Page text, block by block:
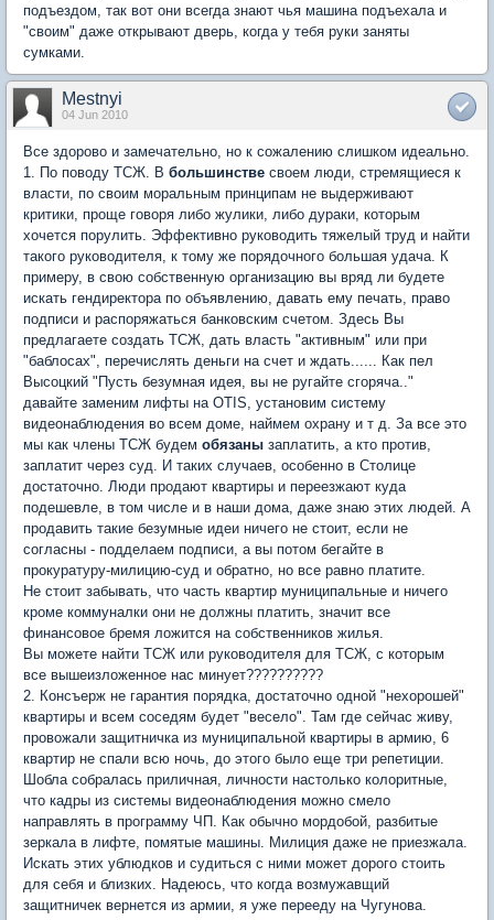
подъездом, так вот они всегда знают чья машина подъехала и
"своим" даже открывают дверь, когда у тебя руки заняты
сумками.
Mestnyi
04 Jun 2010
Все здорово и замечательно, но к сожалению слишком идеально.
1. По поводу ТСЖ. В большинстве своем люди, стремящиеся к
власти, по своим моральным принципам не выдерживают
критики, проще говоря либо жулики, либо дураки, которым
хочется порулить. Эффективно руководить тяжелый труд и найти
такого руководителя, к тому же порядочного большая удача. К
примеру, в свою собственную организацию вы вряд ли будете
искать гендиректора по объявлению, давать ему печать, право
подписи и распоряжаться банковским счетом. Здесь Вы
предлагаете создать ТСЖ, дать власть "активным" или при
"баблосах", перечислять деньги на счет и ждать...... Как пел
Высоцкий "Пусть безумная идея, вы не ругайте сгоряча.."
давайте заменим лифты на OTIS, установим систему
видеонаблюдения во всем доме, наймем охрану и т д. За все это
мы как члены ТСЖ будем обязаны заплатить, а кто против,
заплатит через суд. И таких случаев, особенно в Столице
достаточно. Люди продают квартиры и переезжают куда
подешевле, в том числе и в наши дома, даже знаю этих людей. А
продавить такие безумные идеи ничего не стоит, если не
согласны - подделаем подписи, а вы потом бегайте в
прокуратуру-милицию-суд и обратно, но все равно платите.
Не стоит забывать, что часть квартир муниципальные и ничего
кроме коммуналки они не должны платить, значит все
финансовое бремя ложится на собственников жилья.
Вы можете найти ТСЖ или руководителя для ТСЖ, с которым
все вышеизложенное нас минует??????????
2. Консъерж не гарантия порядка, достаточно одной "нехорошей"
квартиры и всем соседям будет "весело". Там где сейчас живу,
провожали защитничка из муниципальной квартиры в армию, 6
квартир не спали всю ночь, до этого было еще три репетиции.
Шобла собралась приличная, личности настолько колоритные,
что кадры из системы видеонаблюдения можно смело
направлять в программу ЧП. Как обычно мордобой, разбитые
зеркала в лифте, помятые машины. Милиция даже не приезжала.
Искать этих ублюдков и судиться с ними может дорого стоить
для себя и близких. Надеюсь, что когда возмужавщий
защитничек вернется из армии, я уже перееду на Чугунова.